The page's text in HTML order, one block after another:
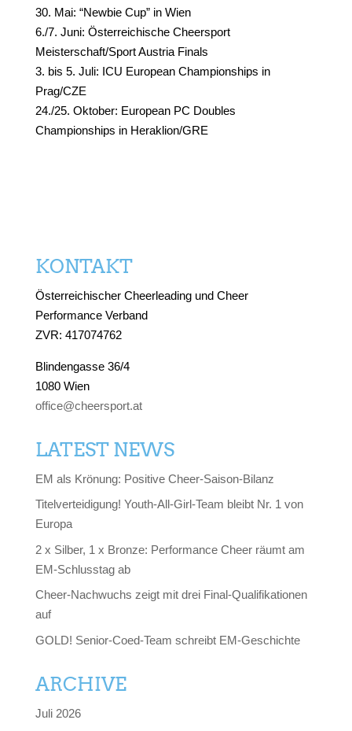
30. Mai: “Newbie Cup” in Wien
6./7. Juni: ⁠Österreichische Cheersport
Meisterschaft/Sport Austria Finals
3. bis 5. Juli: ⁠ICU European Championships in
Prag/CZE
24./25. Oktober: ⁠European PC Doubles
Championships in Heraklion/GRE
KONTAKT
Österreichischer Cheerleading und Cheer
Performance Verband
ZVR: 417074762
Blindengasse 36/4
1080 Wien
office@cheersport.at
LATEST NEWS
EM als Krönung: Positive Cheer-Saison-Bilanz
Titelverteidigung! Youth-All-Girl-Team bleibt Nr. 1 von
Europa
2 x Silber, 1 x Bronze: Performance Cheer räumt am
EM-Schlusstag ab
Cheer-Nachwuchs zeigt mit drei Final-Qualifikationen
auf
GOLD! Senior-Coed-Team schreibt EM-Geschichte
ARCHIVE
Juli 2026